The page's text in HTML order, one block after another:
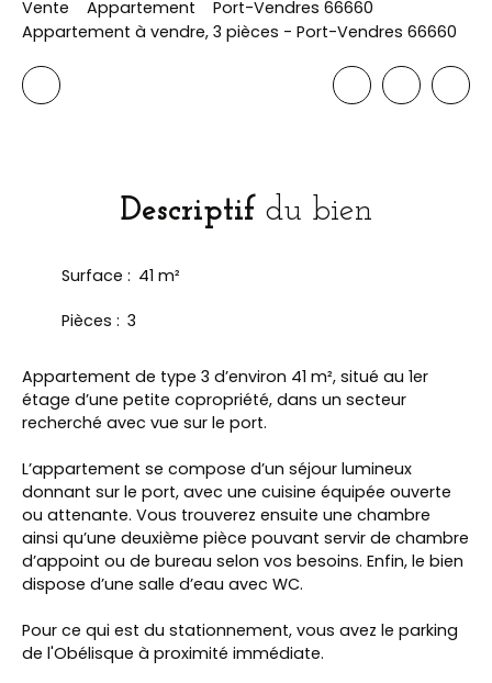
Vente Appartement
Port-Vendres 66660
Appartement à vendre, 3 pièces - Port-Vendres 66660
Descriptif du bien
Surface : 41 m²
Pièces : 3
Appartement de type 3 d’environ 41 m², situé au 1er
étage d’une petite copropriété, dans un secteur
recherché avec vue sur le port.
L’appartement se compose d’un séjour lumineux
donnant sur le port, avec une cuisine équipée ouverte
ou attenante. Vous trouverez ensuite une chambre
ainsi qu’une deuxième pièce pouvant servir de chambre
d’appoint ou de bureau selon vos besoins. Enfin, le bien
dispose d’une salle d’eau avec WC.
Pour ce qui est du stationnement, vous avez le parking
de l'Obélisque à proximité immédiate.